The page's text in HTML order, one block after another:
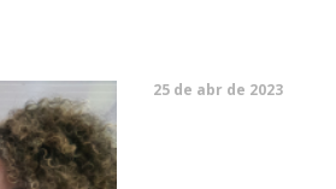
25 de abr de 2023